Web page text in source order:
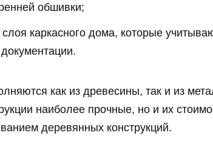
обшивки;
каркасного дома, которые
как из древесины, так и из
наиболее прочные, но и их
деревянных конструкций.